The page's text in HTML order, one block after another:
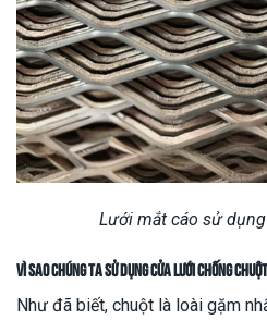
Lưới mắt cáo sử
Vì sao chúng ta sử dụng cửa lưới chống
Như đã biết, chuột là loài gặm